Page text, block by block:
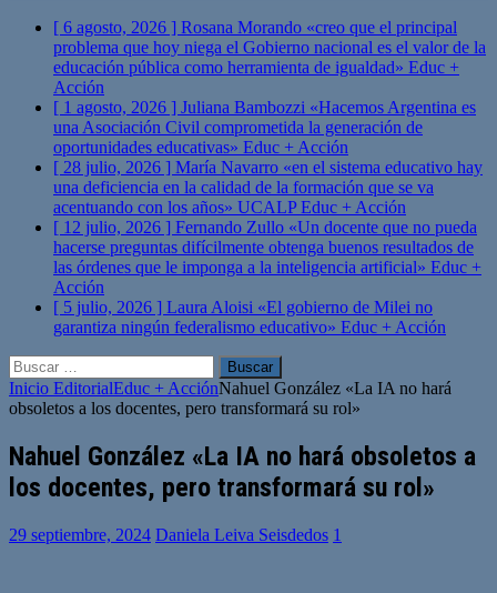
[ 6 agosto, 2026 ] Rosana Morando «creo que el principal
problema que hoy niega el Gobierno nacional es el valor de la
educación pública como herramienta de igualdad» Educ +
Acción
[ 1 agosto, 2026 ] Juliana Bambozzi «Hacemos Argentina es
una Asociación Civil comprometida la generación de
oportunidades educativas» Educ + Acción
[ 28 julio, 2026 ] María Navarro «en el sistema educativo hay
una deficiencia en la calidad de la formación que se va
acentuando con los años» UCALPEduc + Acción
[ 12 julio, 2026 ] Fernando Zullo «Un docente que no pueda
hacerse preguntas difícilmente obtenga buenos resultados de
las órdenes que le imponga a la inteligencia artificial» Educ +
Acción
[ 5 julio, 2026 ] Laura Aloisi «El gobierno de Milei no
garantiza ningún federalismo educativo» Educ + Acción
Buscar:
Inicio EditorialEduc + AcciónNahuel González «La IA no hará
obsoletos a los docentes, pero transformará su rol»
Nahuel González «La IA no hará obsoletos a
los docentes, pero transformará su rol»
29 septiembre, 2024 Daniela Leiva Seisdedos 1